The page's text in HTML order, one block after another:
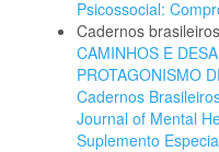
Psicossocial:
Cadernos
CAMINHOS E
PROTAGONISMO
Cadernos
Journal of Mental
Suplemento